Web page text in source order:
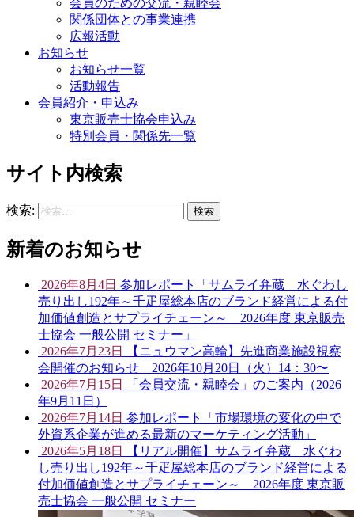
関係団体との事業連携
広報活動
お知らせ
お知らせ一覧
活動報告
会員紹介・申込み
東京販売士協会申込み
特別会員・関係先一覧
サイト内検索
検索:
新着のお知らせ
2026年8月4日 参加レポート「サムライ弁蔵 水ぐわし
売り出し192年～千疋屋総本店のブランド経営による付
加価値創造とサプライチェーン～ 2026年度 東京販売
士協会 一般公開 セミナー」
2026年7月23日
【ニュウマン高輪】先進商業施設視察
会開催のお知らせ 2026年10月20日（火）14：30〜
2026年7月15日
「会員交流・親睦会」のご案内（2026
年9月11日）
2026年7月14日 参加レポート「市場環境の変化の中で
外資系企業が進める最新のマーケティング活動」
2026年5月18日
【リアル開催】サムライ弁蔵 水ぐわ
し売り出し192年～千疋屋総本店のブランド経営による
付加価値創造とサプライチェーン～ 2026年度 東京販
売士協会 一般公開 セミナー